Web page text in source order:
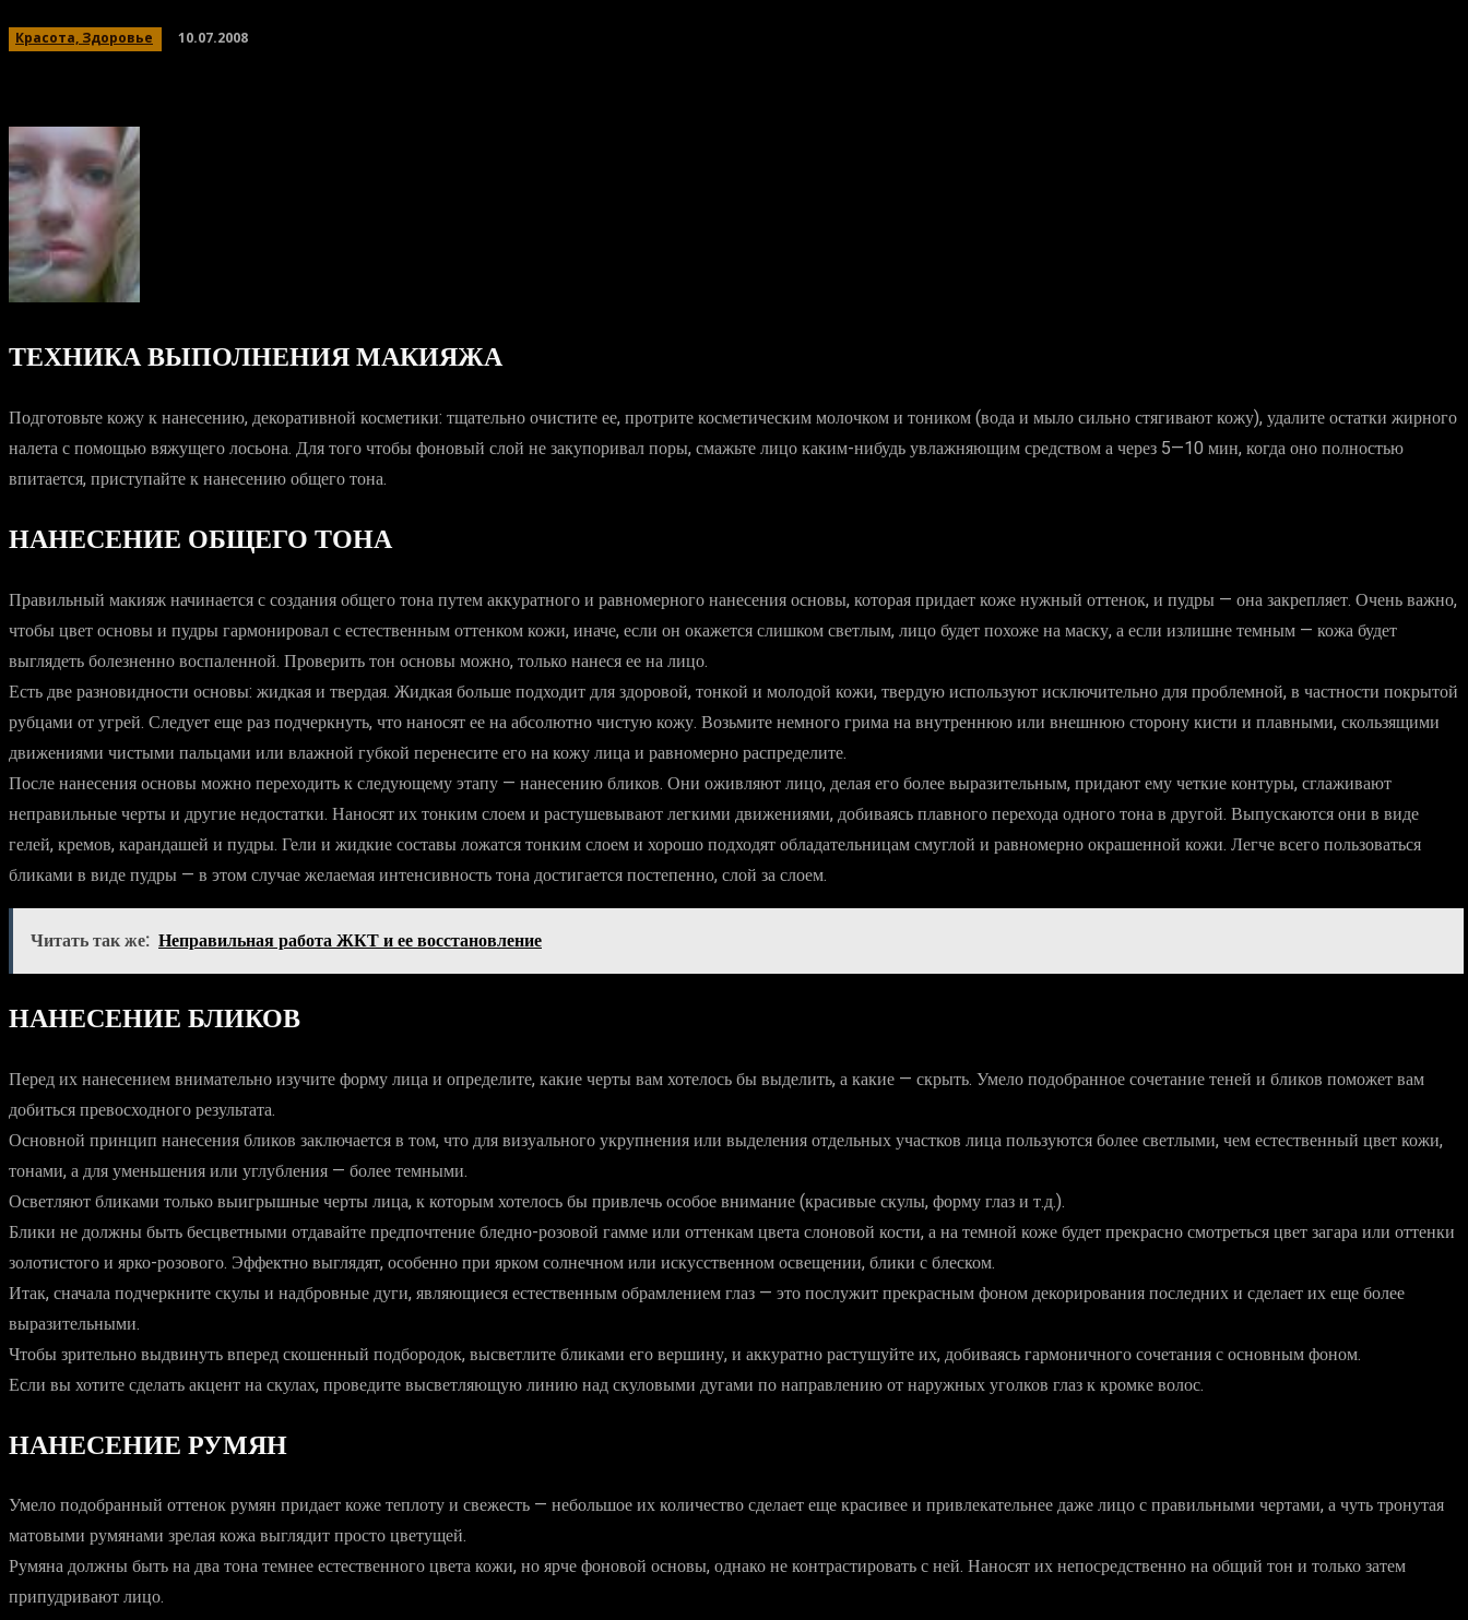
Красота, Здоровье 10.07.2008
ТЕХНИКА ВЫПОЛНЕНИЯ МАКИЯЖА
Подготовьте кожу к нанесению, декоративной косметики: тщательно очистите ее, протрите косметическим молочком и тоником (вода и мыло сильно стягивают кожу), удалите остатки жирного
налета с помощью вяжущего лосьона. Для того чтобы фоновый слой не закупоривал поры, смажьте лицо каким-нибудь увлажняющим средством а через 5—10 мин, когда оно полностью
впитается, приступайте к нанесению общего тона.
НАНЕСЕНИЕ ОБЩЕГО ТОНА
Правильный макияж начинается с создания общего тона путем аккуратного и равномерного нанесения основы, которая придает коже нужный оттенок, и пудры — она закрепляет. Очень важно,
чтобы цвет основы и пудры гармонировал с естественным оттенком кожи, иначе, если он окажется слишком светлым, лицо будет похоже на маску, а если излишне темным — кожа будет
выглядеть болезненно воспаленной. Проверить тон основы можно, только нанеся ее на лицо.
Есть две разновидности основы: жидкая и твердая. Жидкая больше подходит для здоровой, тонкой и молодой кожи, твердую используют исключительно для проблемной, в частности покрытой
рубцами от угрей. Следует еще раз подчеркнуть, что наносят ее на абсолютно чистую кожу. Возьмите немного грима на внутреннюю или внешнюю сторону кисти и плавными, скользящими
движениями чистыми пальцами или влажной губкой перенесите его на кожу лица и равномерно распределите.
После нанесения основы можно переходить к следующему этапу — нанесению бликов. Они оживляют лицо, делая его более выразительным, придают ему четкие контуры, сглаживают
неправильные черты и другие недостатки. Наносят их тонким слоем и растушевывают легкими движениями, добиваясь плавного перехода одного тона в другой. Выпускаются они в виде
гелей, кремов, карандашей и пудры. Гели и жидкие составы ложатся тонким слоем и хорошо подходят обладательницам смуглой и равномерно окрашенной кожи. Легче всего пользоваться
бликами в виде пудры — в этом случае желаемая интенсивность тона достигается постепенно, слой за слоем.
Читать так же: Неправильная работа ЖКТ и ее восстановление
НАНЕСЕНИЕ БЛИКОВ
Перед их нанесением внимательно изучите форму лица и определите, какие черты вам хотелось бы выделить, а какие — скрыть. Умело подобранное сочетание теней и бликов поможет вам
добиться превосходного результата.
Основной принцип нанесения бликов заключается в том, что для визуального укрупнения или выделения отдельных участков лица пользуются более светлыми, чем естественный цвет кожи,
тонами, а для уменьшения или углубления — более темными.
Осветляют бликами только выигрышные черты лица, к которым хотелось бы привлечь особое внимание (красивые скулы, форму глаз и т.д.).
Блики не должны быть бесцветными отдавайте предпочтение бледно-розовой гамме или оттенкам цвета слоновой кости, а на темной коже будет прекрасно смотреться цвет загара или оттенки
золотистого и ярко-розового. Эффектно выглядят, особенно при ярком солнечном или искусственном освещении, блики с блеском.
Итак, сначала подчеркните скулы и надбровные дуги, являющиеся естественным обрамлением глаз — это послужит прекрасным фоном декорирования последних и сделает их еще более
выразительными.
Чтобы зрительно выдвинуть вперед скошенный подбородок, высветлите бликами его вершину, и аккуратно растушуйте их, добиваясь гармоничного сочетания с основным фоном.
Если вы хотите сделать акцент на скулах, проведите высветляющую линию над скуловыми дугами по направлению от наружных уголков глаз к кромке волос.
НАНЕСЕНИЕ РУМЯН
Умело подобранный оттенок румян придает коже теплоту и свежесть — небольшое их количество сделает еще красивее и привлекательнее даже лицо с правильными чертами, а чуть тронутая
матовыми румянами зрелая кожа выглядит просто цветущей.
Румяна должны быть на два тона темнее естественного цвета кожи, но ярче фоновой основы, однако не контрастировать с ней. Наносят их непосредственно на общий тон и только затем
припудривают лицо.